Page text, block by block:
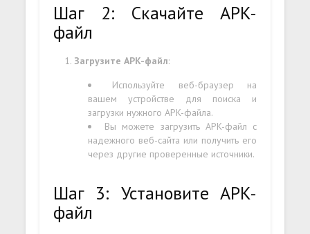
Шаг 2: Скачайте APK-
файл
Загрузите APK-файл:
Используйте веб-браузер на
вашем устройстве для поиска и
загрузки нужного APK-файла.
Вы можете загрузить APK-файл с
надежного веб-сайта или получить его
через другие проверенные источники.
Шаг 3: Установите APK-
файл